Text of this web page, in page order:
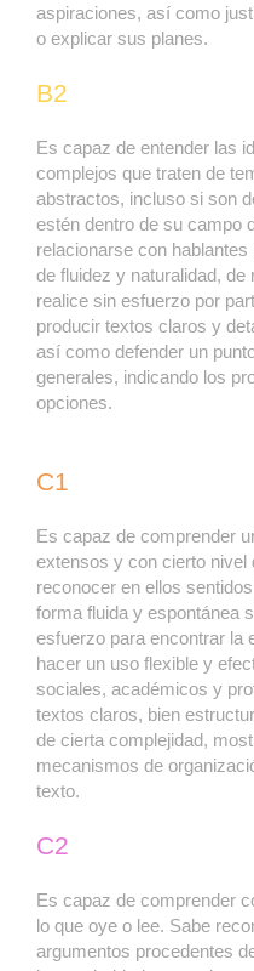
aspiraciones, así como
o explicar sus planes.
B2
Es capaz de entender las
complejos que traten de
abstractos, incluso si son
estén dentro de su campo
relacionarse con
de fluidez y naturalidad,
realice sin esfuerzo por
producir textos claros y
así como defender un
generales, indicando los
opciones.
C1
Es capaz de comprender
extensos y con cierto
reconocer en ellos
forma fluida y espontánea
esfuerzo para encontrar la
hacer un uso flexible y
sociales, académicos y
textos claros, bien
de cierta complejidad,
mecanismos de
texto.
C2
Es capaz de comprender
lo que oye o lee. Sabe
argumentos procedentes